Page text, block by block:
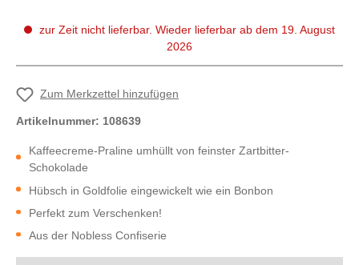
zur Zeit nicht lieferbar. Wieder lieferbar ab dem 19. August
2026
Zum Merkzettel hinzufügen
Artikelnummer: 108639
Kaffeecreme-Praline umhüllt von feinster Zartbitter-
Schokolade
Hübsch in Goldfolie eingewickelt wie ein Bonbon
Perfekt zum Verschenken!
Aus der Nobless Confiserie